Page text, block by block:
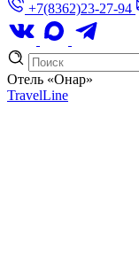
+7(8362)23-27-94
Отель «Онар»
TravelLine